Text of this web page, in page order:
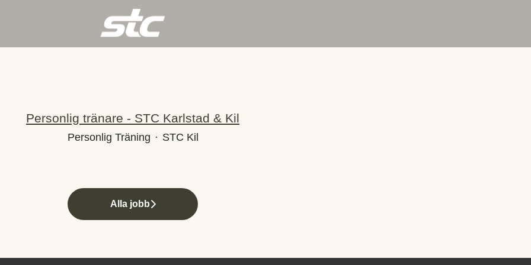
Personlig tränare - STC Karlstad & Kil
Personlig Träning · STC Kil
Alla jobb